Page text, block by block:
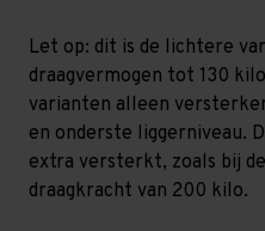
Let op: dit is de lichtere
draagvermogen tot 130
varianten alleen
en onderste liggerniveau.
extra versterkt, zoals bij
draagkracht van 200 kilo.